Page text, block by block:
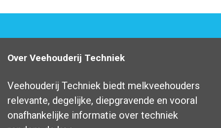
Over Veehouderij Techniek
Veehouderij Techniek biedt melkveehouders
relevante, degelijke, diepgravende en vooral
onafhankelijke informatie over techniek